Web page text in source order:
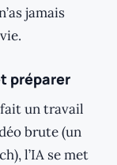
jamais
préparer
fait un travail
brute (un
l’IA se met